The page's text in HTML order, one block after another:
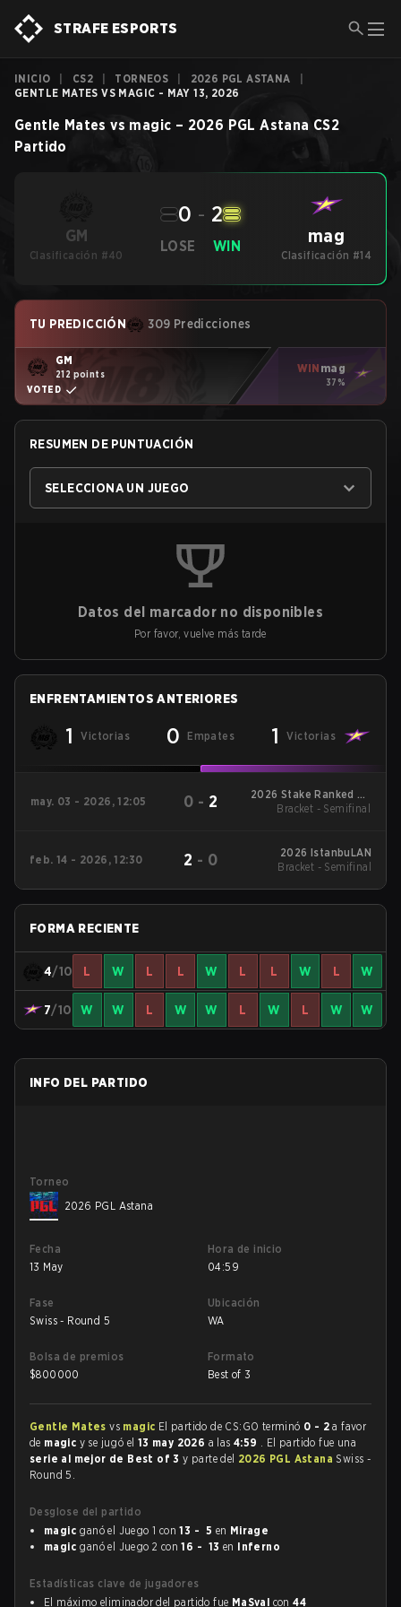
STRAFE ESPORTS
INICIO CS2 TORNEOS 2026 PGL ASTANA
GENTLE MATES VS MAGIC - MAY 13, 2026
Gentle Mates vs magic – 2026 PGL Astana CS2
Partido
GM
Clasificación #40
LOSE
0 - 2
WIN mag
Clasificación #14
TU PREDICCIÓN 309 Predicciones
GM
212 points
VOTED
WIN mag
37%
RESUMEN DE PUNTUACIÓN
SELECCIONA UN JUEGO
Datos del marcador no disponibles
Por favor, vuelve más tarde
ENFRENTAMIENTOS ANTERIORES
1 Victorias 0 Empates 1 Victorias
may. 03 - 2026, 12:05 0 - 2
2026 Stake Ranked Ep
2
Bracket - Semifinal
feb. 14 - 2026, 12:30 2 - 0
2026 IstanbuLAN
Bracket - Semifinal
FORMA RECIENTE
4/10 L W L L W L L W L W
7/10 W W L W W L W L W W
INFO DEL PARTIDO
Torneo
2026 PGL Astana
Fecha
13 May
Hora de inicio
04:59
Fase
Swiss - Round 5
Ubicación
WA
Bolsa de premios
$800000
Formato
Best of 3
Gentle Matesvs magic El partido de CS:GO terminó 0 - 2 a favor
de magic y se jugó el 13 may 2026 a las4:59 . El partido fue una
serie al mejor de Best of 3y parte del 2026 PGL Astana Swiss -
Round 5.
Desglose del partido
magic ganó el Juego 1 con13 - 5 en Mirage
magic ganó el Juego 2 con16 - 13 en Inferno
Estadísticas clave de jugadores
El máximo eliminador del partido fue MaSval con44